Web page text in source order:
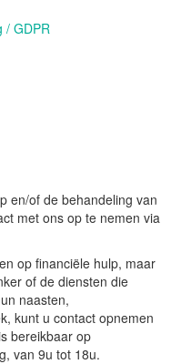
/ GDPR
en/of de behandeling van
met ons op te nemen via
op financiële hulp, maar
of de diensten die
naasten,
kunt u contact opnemen
bereikbaar op
van 9u tot 18u.